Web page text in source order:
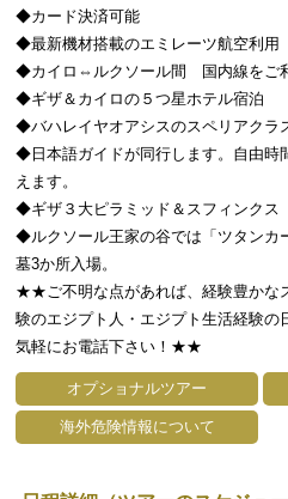
◆カード決済可能
◆最新機材搭載のエミレーツ航空利用
◆カイロ⇔ルクソール間 国内線をご
◆ギザ＆カイロの５つ星ホテル宿泊
◆バハレイヤオアシスのスペリアクラ
◆日本語ガイドが同行します。自由時
えます。
◆ギザ３大ピラミッド＆スフィンクス
◆ルクソール王家の谷では「ツタンカ
墓3か所入場。
★★ご不明な点があれば、経験豊かな
験のエジプト人・エジプト生活経験の
気軽にお電話下さい！★★
オプショナルツアー
海外危険情報について